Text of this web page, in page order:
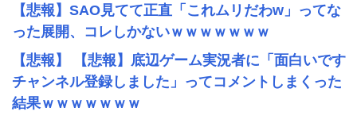
【悲報】SAO見てて正直「これムリだわw」ってな
った展開、コレしかないｗｗｗｗｗｗｗ
【悲報】 【悲報】底辺ゲーム実況者に「面白いです
チャンネル登録しました」ってコメントしまくった
結果ｗｗｗｗｗｗｗ